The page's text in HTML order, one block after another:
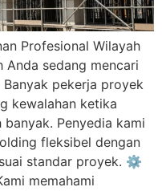
Profesional Wilayah
Anda sedang mencari
pekerja proyek
kewalahan ketika
Penyedia kami
fleksibel dengan
standar proyek. ⚙️
memahami